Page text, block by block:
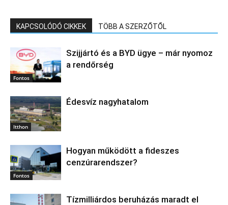
KAPCSOLÓDÓ CIKKEK TÖBB A SZERZŐTŐL
Fontos
Szijjártó és a BYD ügye – már nyomoz
a rendőrség
Itthon
Édesvíz nagyhatalom
Fontos
Hogyan működött a fideszes
cenzúrarendszer?
Tízmilliárdos beruházás maradt el